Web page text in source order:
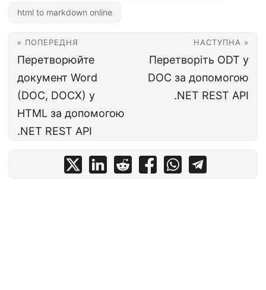
html to markdown online
« ПОПЕРЕДНЯ
Перетворюйте
документ Word
(DOC, DOCX) у
HTML за допомогою
.NET REST API
НАСТУПНА »
Перетворіть ODT у
DOC за допомогою
.NET REST API